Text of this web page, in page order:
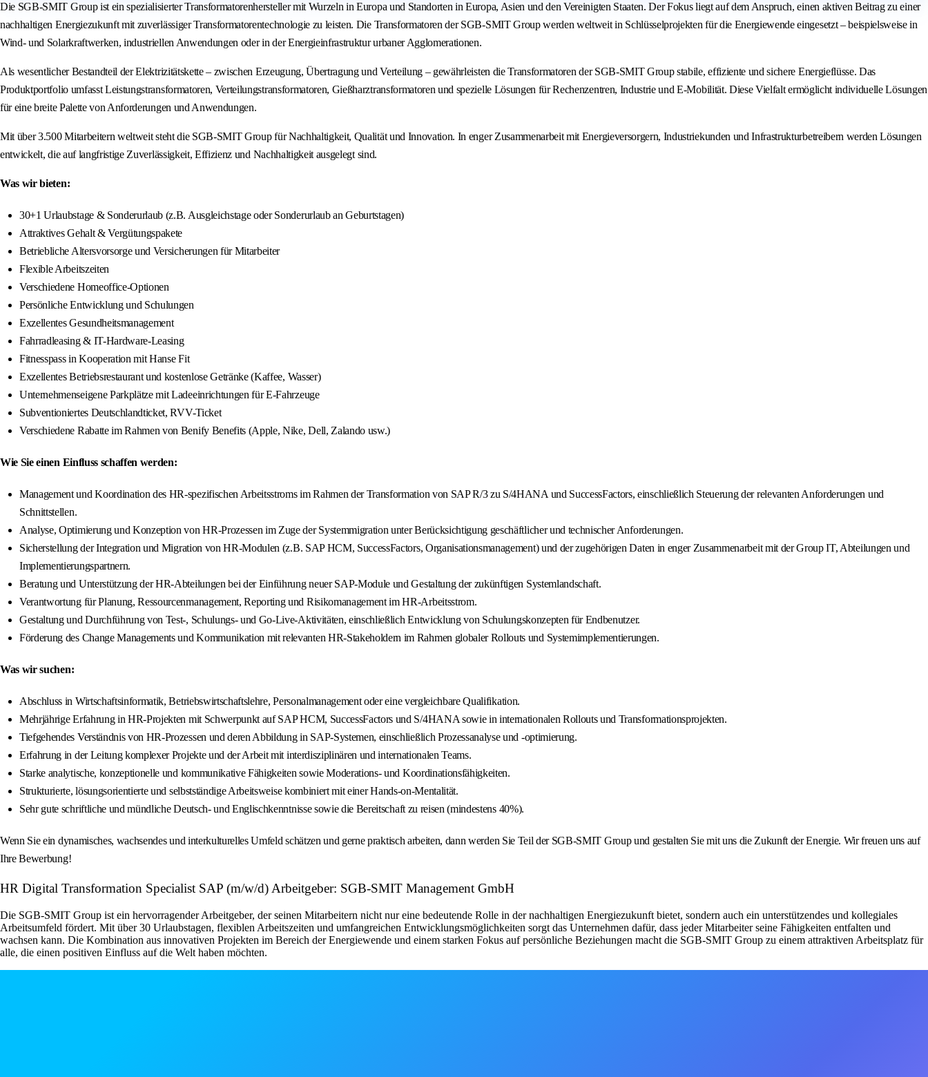
Die SGB-SMIT Group ist ein spezialisierter Transformatorenhersteller mit Wurzeln in Europa und Standorten in Europa, Asien und den Vereinigten Staaten. Der Fokus liegt auf dem Anspruch, einen aktiven Beitrag zu einer
nachhaltigen Energiezukunft mit zuverlässiger Transformatorentechnologie zu leisten. Die Transformatoren der SGB-SMIT Group werden weltweit in Schlüsselprojekten für die Energiewende eingesetzt – beispielsweise in
Wind- und Solarkraftwerken, industriellen Anwendungen oder in der Energieinfrastruktur urbaner Agglomerationen.
Als wesentlicher Bestandteil der Elektrizitätskette – zwischen Erzeugung, Übertragung und Verteilung – gewährleisten die Transformatoren der SGB-SMIT Group stabile, effiziente und sichere Energieflüsse. Das
Produktportfolio umfasst Leistungstransformatoren, Verteilungstransformatoren, Gießharztransformatoren und spezielle Lösungen für Rechenzentren, Industrie und E-Mobilität. Diese Vielfalt ermöglicht individuelle Lösungen
für eine breite Palette von Anforderungen und Anwendungen.
Mit über 3.500 Mitarbeitern weltweit steht die SGB-SMIT Group für Nachhaltigkeit, Qualität und Innovation. In enger Zusammenarbeit mit Energieversorgern, Industriekunden und Infrastrukturbetreibern werden Lösungen
entwickelt, die auf langfristige Zuverlässigkeit, Effizienz und Nachhaltigkeit ausgelegt sind.
Was wir bieten:
30+1 Urlaubstage & Sonderurlaub (z.B. Ausgleichstage oder Sonderurlaub an Geburtstagen)
Attraktives Gehalt & Vergütungspakete
Betriebliche Altersvorsorge und Versicherungen für Mitarbeiter
Flexible Arbeitszeiten
Verschiedene Homeoffice-Optionen
Persönliche Entwicklung und Schulungen
Exzellentes Gesundheitsmanagement
Fahrradleasing & IT-Hardware-Leasing
Fitnesspass in Kooperation mit Hanse Fit
Exzellentes Betriebsrestaurant und kostenlose Getränke (Kaffee, Wasser)
Unternehmenseigene Parkplätze mit Ladeeinrichtungen für E-Fahrzeuge
Subventioniertes Deutschlandticket, RVV-Ticket
Verschiedene Rabatte im Rahmen von Benify Benefits (Apple, Nike, Dell, Zalando usw.)
Wie Sie einen Einfluss schaffen werden:
Management und Koordination des HR-spezifischen Arbeitsstroms im Rahmen der Transformation von SAP R/3 zu S/4HANA und SuccessFactors, einschließlich Steuerung der relevanten Anforderungen und
Schnittstellen.
Analyse, Optimierung und Konzeption von HR-Prozessen im Zuge der Systemmigration unter Berücksichtigung geschäftlicher und technischer Anforderungen.
Sicherstellung der Integration und Migration von HR-Modulen (z.B. SAP HCM, SuccessFactors, Organisationsmanagement) und der zugehörigen Daten in enger Zusammenarbeit mit der Group IT, Abteilungen und
Implementierungspartnern.
Beratung und Unterstützung der HR-Abteilungen bei der Einführung neuer SAP-Module und Gestaltung der zukünftigen Systemlandschaft.
Verantwortung für Planung, Ressourcenmanagement, Reporting und Risikomanagement im HR-Arbeitsstrom.
Gestaltung und Durchführung von Test-, Schulungs- und Go-Live-Aktivitäten, einschließlich Entwicklung von Schulungskonzepten für Endbenutzer.
Förderung des Change Managements und Kommunikation mit relevanten HR-Stakeholdern im Rahmen globaler Rollouts und Systemimplementierungen.
Was wir suchen:
Abschluss in Wirtschaftsinformatik, Betriebswirtschaftslehre, Personalmanagement oder eine vergleichbare Qualifikation.
Mehrjährige Erfahrung in HR-Projekten mit Schwerpunkt auf SAP HCM, SuccessFactors und S/4HANA sowie in internationalen Rollouts und Transformationsprojekten.
Tiefgehendes Verständnis von HR-Prozessen und deren Abbildung in SAP-Systemen, einschließlich Prozessanalyse und -optimierung.
Erfahrung in der Leitung komplexer Projekte und der Arbeit mit interdisziplinären und internationalen Teams.
Starke analytische, konzeptionelle und kommunikative Fähigkeiten sowie Moderations- und Koordinationsfähigkeiten.
Strukturierte, lösungsorientierte und selbstständige Arbeitsweise kombiniert mit einer Hands-on-Mentalität.
Sehr gute schriftliche und mündliche Deutsch- und Englischkenntnisse sowie die Bereitschaft zu reisen (mindestens 40%).
Wenn Sie ein dynamisches, wachsendes und interkulturelles Umfeld schätzen und gerne praktisch arbeiten, dann werden Sie Teil der SGB-SMIT Group und gestalten Sie mit uns die Zukunft der Energie. Wir freuen uns auf
Ihre Bewerbung!
HR Digital Transformation Specialist SAP (m/w/d) Arbeitgeber: SGB-SMIT Management GmbH
Die SGB-SMIT Group ist ein hervorragender Arbeitgeber, der seinen Mitarbeitern nicht nur eine bedeutende Rolle in der nachhaltigen Energiezukunft bietet, sondern auch ein unterstützendes und kollegiales
Arbeitsumfeld fördert. Mit über 30 Urlaubstagen, flexiblen Arbeitszeiten und umfangreichen Entwicklungsmöglichkeiten sorgt das Unternehmen dafür, dass jeder Mitarbeiter seine Fähigkeiten entfalten und
wachsen kann. Die Kombination aus innovativen Projekten im Bereich der Energiewende und einem starken Fokus auf persönliche Beziehungen macht die SGB-SMIT Group zu einem attraktiven Arbeitsplatz für
alle, die einen positiven Einfluss auf die Welt haben möchten.